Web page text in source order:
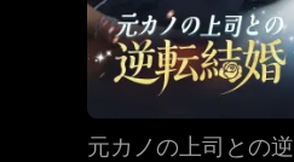
元カノの上司との逆